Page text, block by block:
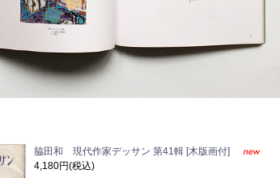
脇田和 現代作家デッサン 第41輯 [木版画付]
4,180円(税込)